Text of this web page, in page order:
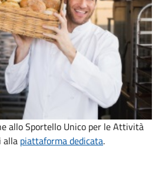
allo Sportello Unico per le Attività
alla piattaforma dedicata.